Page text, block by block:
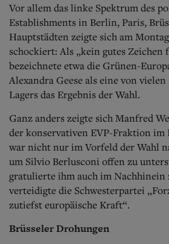
Datenschutz
Vor allem das linke Spektrum des
Establishments in Berlin, Paris,
Hauptstädten zeigte sich am
schockiert: Als „kein gutes Zeichen
bezeichnete etwa die Grünen-
Alexandra Geese als eine von
Lagers das Ergebnis der Wahl.
Ganz anders zeigte sich Manfred
der konservativen EVP-Fraktion im
war nicht nur im Vorfeld der Wahl
um Silvio Berlusconi offen zu
gratulierte ihm auch im Nachhinein
verteidigte die Schwesterpartei
zutiefst europäische Kraft“.
Brüsseler Drohungen